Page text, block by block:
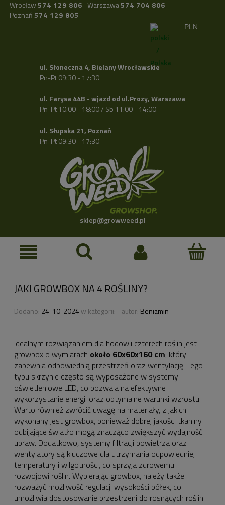
Wrocław 574 129 806 Warszawa574 704 806
Poznań 574 129 805
ul. Słoneczna 4, Bielany Wrocławskie
Pn-Pt 09:30 - 17:30
ul. Farysa 44B - wjazd od ul.Prozy, Warszawa
Pn-Pt 10:00 - 18:00 / Sb 11:00 - 14:00
ul. Słupska 21, Poznań
Pn-Pt 09:30 - 17:30
sklep@growweed.pl
JAKI GROWBOX NA 4 ROŚLINY?
Dodano: 24-10-2024 w kategorii: - autor: Beniamin
Idealnym rozwiązaniem dla hodowli czterech roślin jest
growbox o wymiarach około 60x60x160 cm, który
zapewnia odpowiednią przestrzeń oraz wentylację. Tego
typu skrzynie często są wyposażone w systemy
oświetleniowe LED, co pozwala na efektywne
wykorzystanie energii oraz optymalne warunki wzrostu.
Warto również zwrócić uwagę na materiały, z jakich
wykonany jest growbox, ponieważ dobrej jakości tkaniny
odbijające światło mogą znacząco zwiększyć wydajność
upraw. Dodatkowo, systemy filtracji powietrza oraz
wentylatory są kluczowe dla utrzymania odpowiedniej
temperatury i wilgotności, co sprzyja zdrowemu
rozwojowi roślin. Wybierając growbox, należy także
rozważyć możliwość regulacji wysokości półek, co
umożliwia dostosowanie przestrzeni do rosnących roślin.